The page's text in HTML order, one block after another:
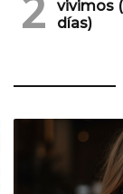
vivimos
días)